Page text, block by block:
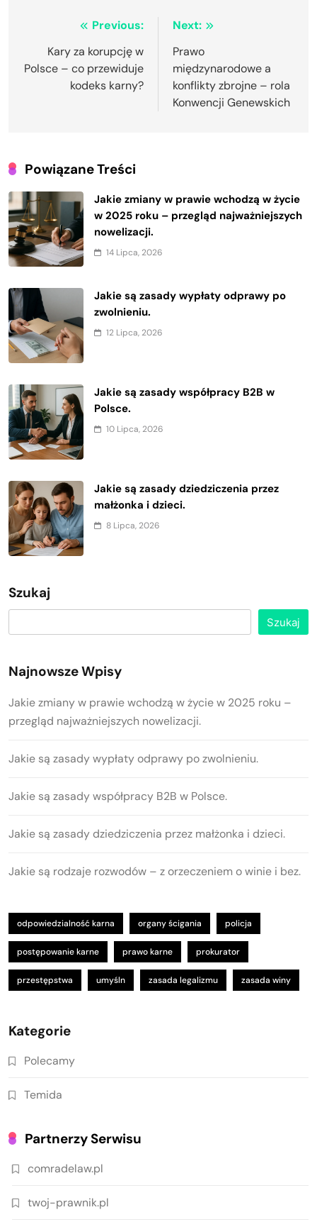
Nawigacja
wpisu
Previous:
Kary za korupcję w
Polsce – co przewiduje
kodeks karny?
Next:
Prawo
międzynarodowe a
konflikty zbrojne – rola
Konwencji Genewskich
Powiązane Treści
Jakie zmiany w prawie wchodzą w życie
w 2025 roku – przegląd najważniejszych
nowelizacji.
14 Lipca, 2026
Jakie są zasady wypłaty odprawy po
zwolnieniu.
12 Lipca, 2026
Jakie są zasady współpracy B2B w
Polsce.
10 Lipca, 2026
Jakie są zasady dziedziczenia przez
małżonka i dzieci.
8 Lipca, 2026
Szukaj
Szukaj
Najnowsze Wpisy
Jakie zmiany w prawie wchodzą w życie w 2025 roku –
przegląd najważniejszych nowelizacji.
Jakie są zasady wypłaty odprawy po zwolnieniu.
Jakie są zasady współpracy B2B w Polsce.
Jakie są zasady dziedziczenia przez małżonka i dzieci.
Jakie są rodzaje rozwodów – z orzeczeniem o winie i bez.
odpowiedzialność karna organy ścigania policja
postępowanie karne prawo karne prokurator
przestępstwa umyśln zasada legalizmu zasada winy
Kategorie
Polecamy
Temida
Partnerzy Serwisu
comradelaw.pl
twoj-prawnik.pl